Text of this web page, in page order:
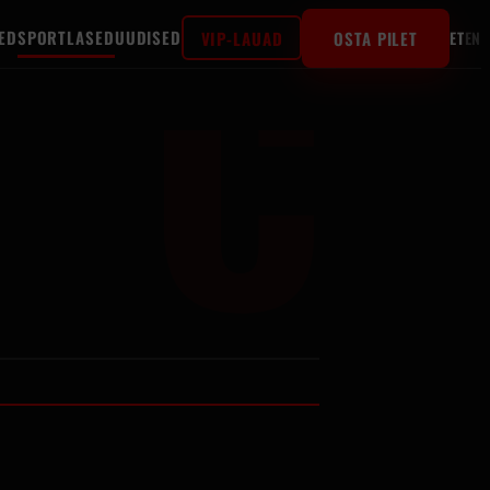
SPORTLASEDUUDISED VIP-LAUAD OSTA PILET ETEN
C